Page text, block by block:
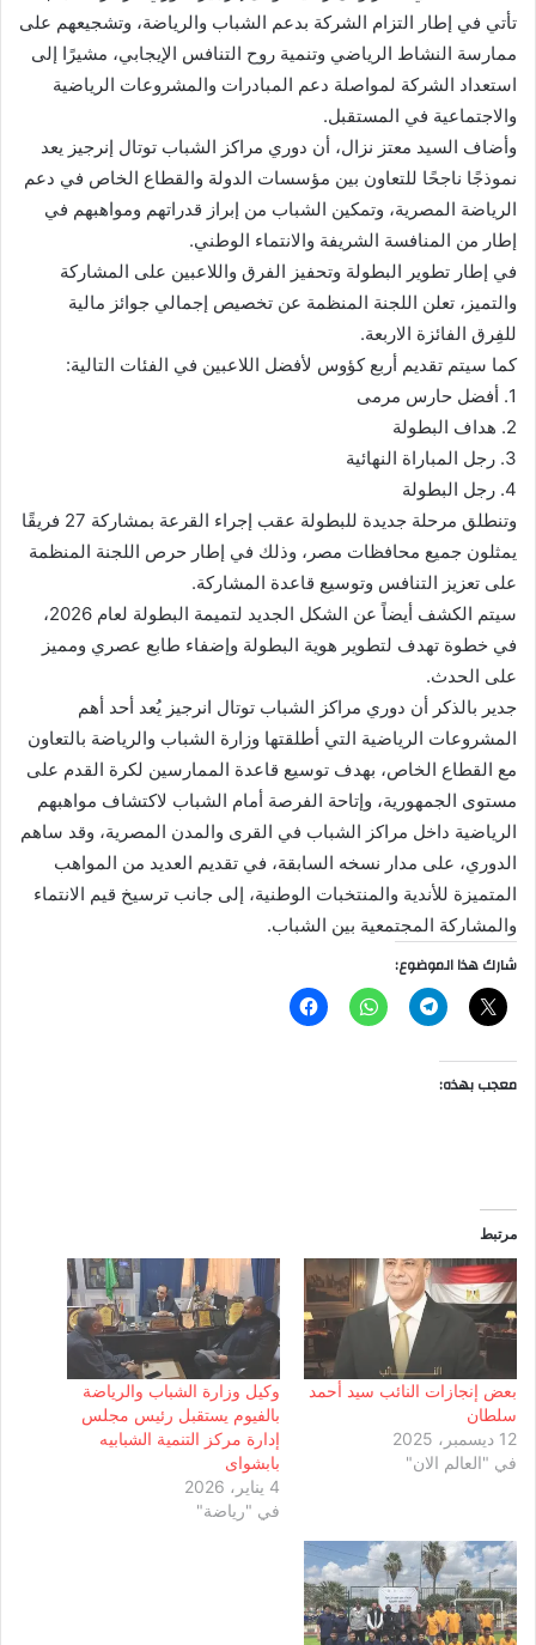
تأتي في إطار التزام الشركة بدعم الشباب والرياضة، وتشجيعهم على
ممارسة النشاط الرياضي وتنمية روح التنافس الإيجابي، مشيرًا إلى
استعداد الشركة لمواصلة دعم المبادرات والمشروعات الرياضية
والاجتماعية في المستقبل.
وأضاف السيد معتز نزال، أن دوري مراكز الشباب توتال إنرجيز يعد
نموذجًا ناجحًا للتعاون بين مؤسسات الدولة والقطاع الخاص في دعم
الرياضة المصرية، وتمكين الشباب من إبراز قدراتهم ومواهبهم في
إطار من المنافسة الشريفة والانتماء الوطني.
في إطار تطوير البطولة وتحفيز الفرق واللاعبين على المشاركة
والتميز، تعلن اللجنة المنظمة عن تخصيص إجمالي جوائز مالية
للفِرق الفائزة الاربعة.
كما سيتم تقديم أربع كؤوس لأفضل اللاعبين في الفئات التالية:
1. أفضل حارس مرمى
2. هداف البطولة
3. رجل المباراة النهائية
4. رجل البطولة
وتنطلق مرحلة جديدة للبطولة عقب إجراء القرعة بمشاركة 27 فريقًا
يمثلون جميع محافظات مصر، وذلك في إطار حرص اللجنة المنظمة
على تعزيز التنافس وتوسيع قاعدة المشاركة.
سيتم الكشف أيضاً عن الشكل الجديد لتميمة البطولة لعام 2026،
في خطوة تهدف لتطوير هوية البطولة وإضفاء طابع عصري ومميز
على الحدث.
جدير بالذكر أن دوري مراكز الشباب توتال انرجيز يُعد أحد أهم
المشروعات الرياضية التي أطلقتها وزارة الشباب والرياضة بالتعاون
مع القطاع الخاص، بهدف توسيع قاعدة الممارسين لكرة القدم على
مستوى الجمهورية، وإتاحة الفرصة أمام الشباب لاكتشاف مواهبهم
الرياضية داخل مراكز الشباب في القرى والمدن المصرية، وقد ساهم
الدوري، على مدار نسخه السابقة، في تقديم العديد من المواهب
المتميزة للأندية والمنتخبات الوطنية، إلى جانب ترسيخ قيم الانتماء
والمشاركة المجتمعية بين الشباب.
شارك هذا الموضوع:
معجب بهذه:
مرتبط
بعض إنجازات النائب سيد أحمد
سلطان
12 ديسمبر، 2025
في "العالم الان"
وكيل وزارة الشباب والرياضة
بالفيوم يستقبل رئيس مجلس
إدارة مركز التنمية الشبابيه
بابشواى
4 يناير، 2026
في "رياضة"